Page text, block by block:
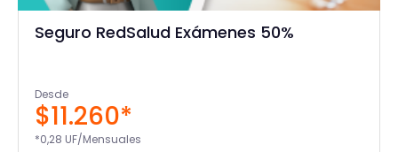
Seguro RedSalud Exámenes 50%
Desde
$11.260*
*0,28 UF/Mensuales